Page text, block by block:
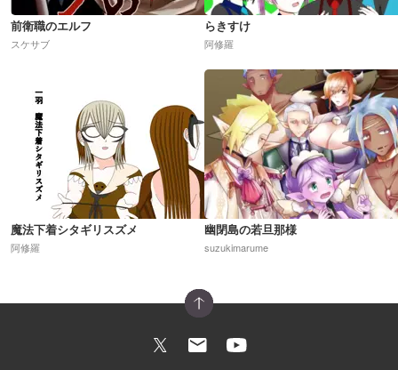
前衛職のエルフ
スケサブ
らきすけ
阿修羅
魔法下着シタギリスズメ
阿修羅
幽閉島の若旦那様
suzukimarume